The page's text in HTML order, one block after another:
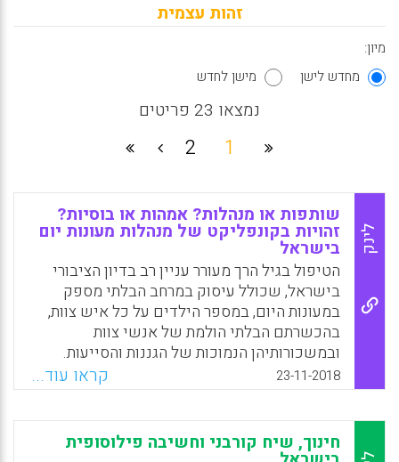
זהות עצמית
מיון:
מחדש לישן
מישן לחדש
נמצאו 23 פריטים
1
2
לינק
שותפות או מנהלות? אמהות או בוסיות?
זהויות בקונפליקט של מנהלות מעונות יום
בישראל
הטיפול בגיל הרך מעורר עניין רב בדיון הציבורי
בישראל, שכולל עיסוק במרחב הבלתי מספק
במעונות היום, במספר הילדים על כל איש צוות,
בהכשרתם הבלתי הולמת של אנשי צוות
ובמשכורותיהן הנמוכות של הגננות והסייעות.
מחקר זה יישם גישה איכותנית וכלל ראיונות עם
שש מנהלות של מעונות יום בנוסף לתצפיות
באותן מעונות שנערכו במשך כשנה.מטרת המחקר
היתה לשפר את הבנת הזהות המקצועית והזהות
הנשית של המנהלות שרואיינו וכן לאפשר לקולן
23-11-2018 קראו עוד...
חינוך, שיח קורבני וחשיבה פילוסופית